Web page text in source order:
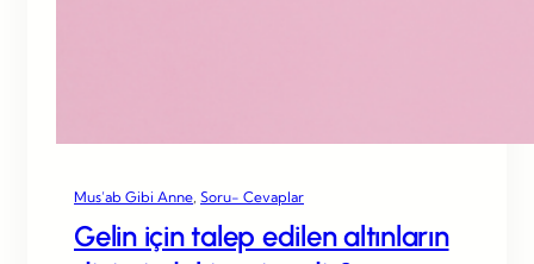
Mus’ab Gibi Anne Soru- Cevaplar
Gelin için talep edilen altınların